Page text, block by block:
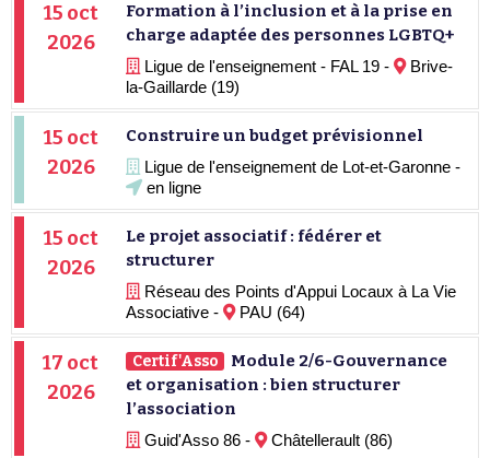
15 oct
2026
Formation à l’inclusion et à la prise en
charge adaptée des personnes LGBTQ+
Ligue de l'enseignement - FAL 19 -
Brive-
la-Gaillarde (19)
15 oct
2026
Construire un budget prévisionnel
Ligue de l'enseignement de Lot-et-Garonne -
en ligne
15 oct
2026
Le projet associatif : fédérer et
structurer
Réseau des Points d'Appui Locaux à La Vie
Associative -
PAU (64)
17 oct
2026
Certif'Asso
Module 2/6-Gouvernance
et organisation : bien structurer
l’association
Guid'Asso 86 - Châtellerault (86)